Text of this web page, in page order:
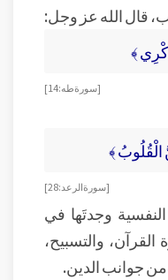
قال الله عز وجل:
﴾
[ سورة طه: 14]
الْقُلُوبُ ﴾
[ سورة الرعد: 28]
وجدتَها في
والتسبيح،
من جوانب الدين.